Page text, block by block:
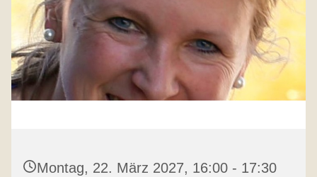
Montag, 22. März 2027, 16:00 - 17:30